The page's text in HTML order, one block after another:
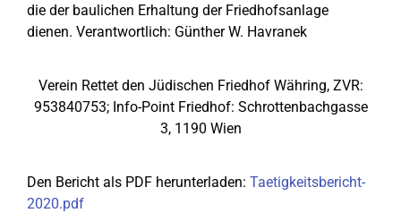
die der baulichen Erhaltung der Friedhofsanlage
dienen. Verantwortlich: Günther W. Havranek
Verein Rettet den Jüdischen Friedhof Währing, ZVR:
953840753; Info-Point Friedhof: Schrottenbachgasse
3, 1190 Wien
Den Bericht als PDF herunterladen: Taetigkeitsbericht-
2020.pdf